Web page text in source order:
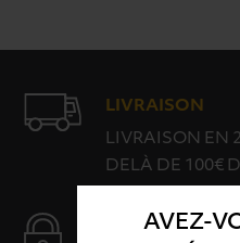
AVEZ-
LIVRAISON
LIVRAISON EN
DELÀ DE 100€
PAIEMENT